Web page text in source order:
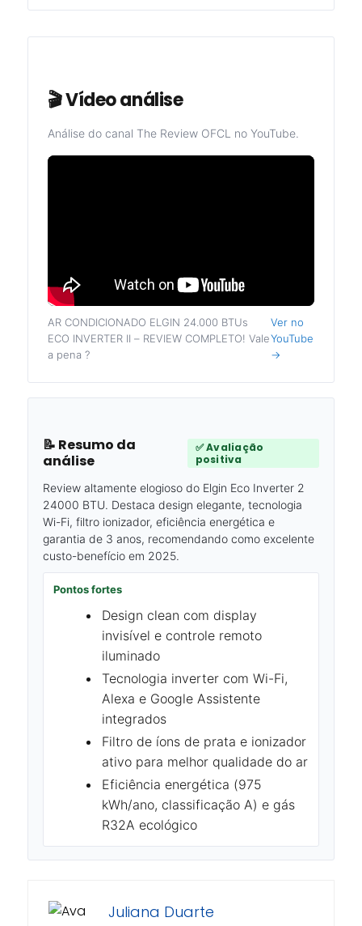
🎬 Vídeo análise
Análise do canal The Review OFCL no YouTube.
AR CONDICIONADO ELGIN 24.000 BTUs
ECO INVERTER II – REVIEW COMPLETO! Vale
a pena ?
Ver no
YouTube
→
📝 Resumo da
análise
✅ Avaliação
positiva
Review altamente elogioso do Elgin Eco Inverter 2
24000 BTU. Destaca design elegante, tecnologia
Wi-Fi, filtro ionizador, eficiência energética e
garantia de 3 anos, recomendando como excelente
custo-benefício em 2025.
Pontos fortes
Design clean com display
invisível e controle remoto
iluminado
Tecnologia inverter com Wi-Fi,
Alexa e Google Assistente
integrados
Filtro de íons de prata e ionizador
ativo para melhor qualidade do ar
Eficiência energética (975
kWh/ano, classificação A) e gás
R32A ecológico
Juliana Duarte